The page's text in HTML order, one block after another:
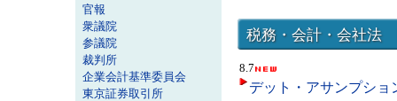
官報
衆議院
参議院
裁判所
企業会計基準委員会
東京証券取引所
税務・会計・会社法
8.7
デット・アサンプショ